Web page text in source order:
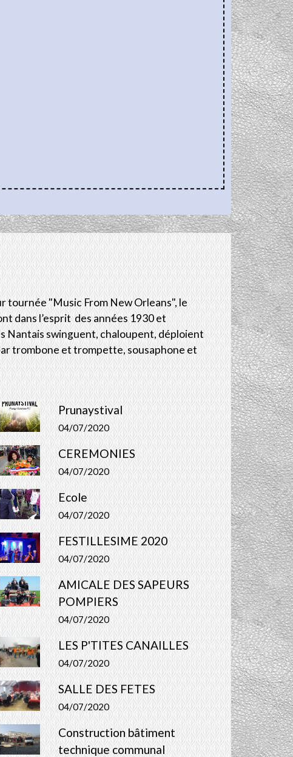
tournée "Music From New Orleans", le
dans l’esprit des années 1930 et
Nantais swinguent, chaloupent, déploient
trombone et trompette, sousaphone et
Prunaystival
04/07/2020
CEREMONIES
04/07/2020
Ecole
04/07/2020
FESTILLESIME 2020
04/07/2020
AMICALE DES SAPEURS
POMPIERS
04/07/2020
LES P'TITES CANAILLES
04/07/2020
SALLE DES FETES
04/07/2020
Construction bâtiment
technique communal